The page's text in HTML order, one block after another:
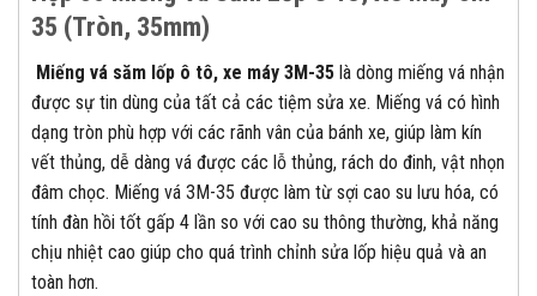
35 (Tròn, 35mm)
Miếng vá săm lốp ô tô, xe máy 3M-35 là dòng miếng vá nhận
được sự tin dùng của tất cả các tiệm sửa xe. Miếng vá có hình
dạng tròn phù hợp với các rãnh vân của bánh xe, giúp làm kín
vết thủng, dễ dàng vá được các lỗ thủng, rách do đinh, vật nhọn
đâm chọc. Miếng vá 3M-35 được làm từ sợi cao su lưu hóa, có
tính đàn hồi tốt gấp 4 lần so với cao su thông thường, khả năng
chịu nhiệt cao giúp cho quá trình chỉnh sửa lốp hiệu quả và an
toàn hơn.